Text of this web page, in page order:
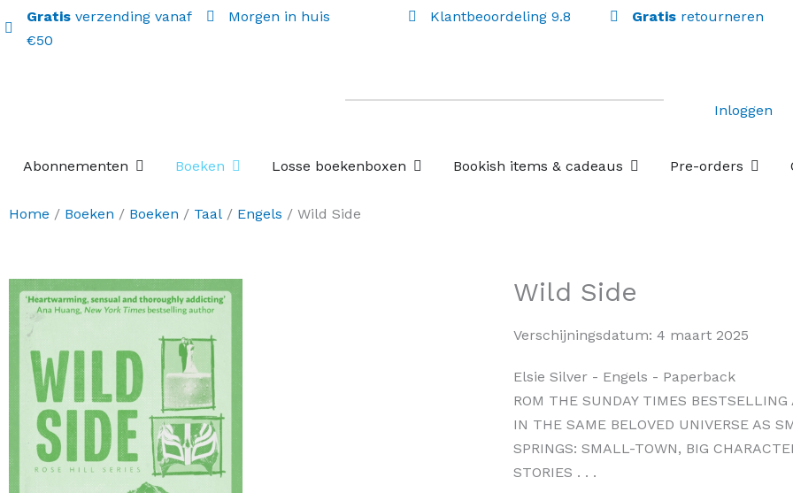
Gratis verzending vanaf
€50
Morgen in huis Klantbeoordeling 9.8 Gratis retourneren
Inloggen
Abonnementen Open Abonnementen
Boeken Open Boeken
Losse boekenboxen Open Losse boekenboxen
Bookish items & cadeaus Open Bookish items &
Pre-orders Open
Home / Boeken / Boeken / Taal / Engels / Wild Side
Wild Side
Verschijningsdatum: 4 maart 2025
Elsie Silver - Engels - Paperback
ROM THE SUNDAY TIMES
IN THE SAME BELOVED UNIVERSE AS
SPRINGS: SMALL-TOWN, BIG
STORIES . . .